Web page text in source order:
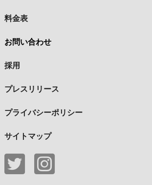
料金表
お問い合わせ
採用
プレスリリース
プライバシーポリシー
サイトマップ